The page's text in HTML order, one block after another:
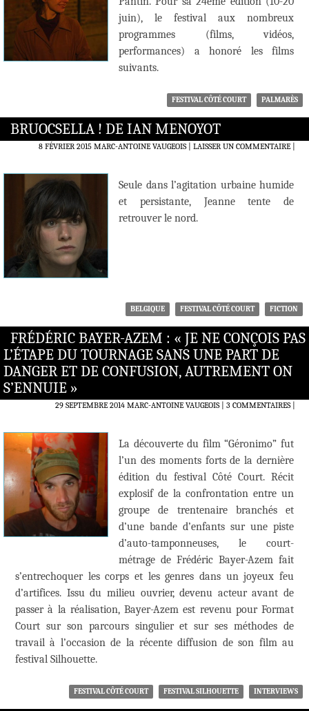
juin), le festival aux nombreux
programmes (films, vidéos,
performances) a honoré les films
suivants.
FESTIVAL CÔTÉ COURT PALMARÈS
BRUOCSELLA ! DE IAN MENOYOT
8 FÉVRIER 2015 MARC-ANTOINE VAUGEOIS LAISSER UN COMMENTAIRE|
Seule dans l’agitation urbaine humide
et persistante, Jeanne tente de
retrouver le nord.
BELGIQUE FESTIVAL CÔTÉ COURT FICTION
FRÉDÉRIC BAYER-AZEM : « JE NE CONÇOIS PAS
L’ÉTAPE DU TOURNAGE SANS UNE PART DE
DANGER ET DE CONFUSION, AUTREMENT ON
S’ENNUIE »
29 SEPTEMBRE 2014 MARC-ANTOINE VAUGEOIS 3 COMMENTAIRES|
La découverte du film “Géronimo” fut
l’un des moments forts de la dernière
édition du festival Côté Court. Récit
explosif de la confrontation entre un
groupe de trentenaire branchés et
d’une bande d’enfants sur une piste
d’auto-tamponneuses, le court-
métrage de Frédéric Bayer-Azem fait
s’entrechoquer les corps et les genres dans un joyeux feu
d’artifices. Issu du milieu ouvrier, devenu acteur avant de
passer à la réalisation, Bayer-Azem est revenu pour Format
Court sur son parcours singulier et sur ses méthodes de
travail à l’occasion de la récente diffusion de son film au
festival Silhouette.
FESTIVAL CÔTÉ COURT FESTIVAL SILHOUETTE INTERVIEWS